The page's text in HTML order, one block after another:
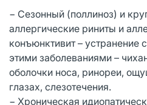
− Сезонный (поллиноз) и
аллергические риниты и
конъюнктивит – устранение
этими заболеваниями –
оболочки носа, ринореи,
глазах, слезотечения.
− Хроническая